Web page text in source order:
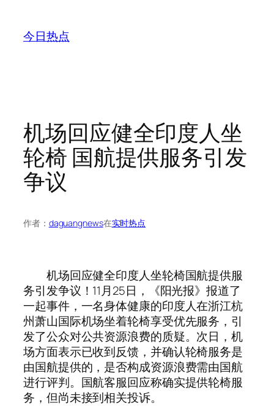
今日热点
机场回应健全印度人坐
轮椅 国航提供服务引发
争议
作者： daguangnews在实时热点
机场回应健全印度人坐轮椅国航提供服
务引发争议！11月25日，《阳光报》报道了
一起事件，一名身体健康的印度人在浙江杭
州萧山国际机场坐着轮椅享受优先服务，引
发了公众对公共资源浪费的质疑。次日，机
场方面表示已收到反馈，并确认轮椅服务是
由国航提供的，是否构成资源浪费需由国航
进行评判。国航客服回应称确实提供轮椅服
务，但尚未接到相关投诉。